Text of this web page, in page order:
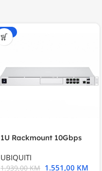
-20%
1U Rackmount 10Gbps
UBIQUITI
1.939,00KM 1.551,00 KM